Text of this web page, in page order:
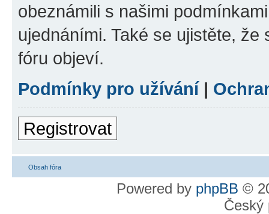
obeznámili s našimi
ujednáními. Také se ujistěte,
fóru objeví.
Podmínky pro užívání|
Registrovat
Obsah fóra
Powered by phpBB ©